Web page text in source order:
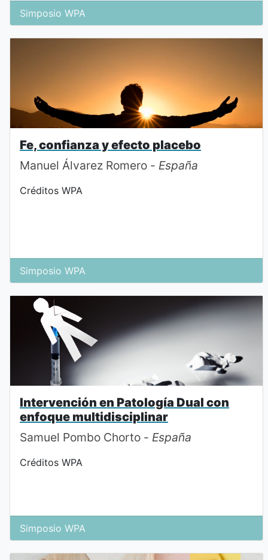
Simposio WPA
Fe, confianza y efecto placebo
Manuel Álvarez Romero - España
Créditos WPA
Simposio WPA
Intervención en Patología Dual con
enfoque multidisciplinar
Samuel Pombo Chorto - España
Créditos WPA
Simposio WPA